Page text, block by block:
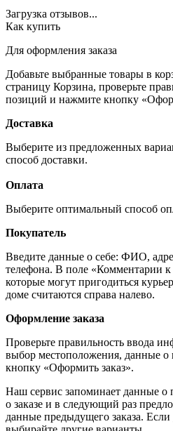
Загрузка отзывов...
Как купить
Для оформления заказа
Добавьте выбранные товары в
страницу Корзина, проверьте
позиций и нажмите кнопку
Доставка
Выберите из предложенных
способ доставки.
Оплата
Выберите оптимальный способ
Покупатель
Введите данные о себе: ФИО,
телефона. В поле «Комментарии к
которые могут пригодиться
доме считаются справа налево.
Оформление заказа
Проверьте правильность ввода
выбор местоположения, данные о
кнопку «Оформить заказ».
Наш сервис запоминает данные о
о заказе и в следующий раз
данные предыдущего заказа. Если